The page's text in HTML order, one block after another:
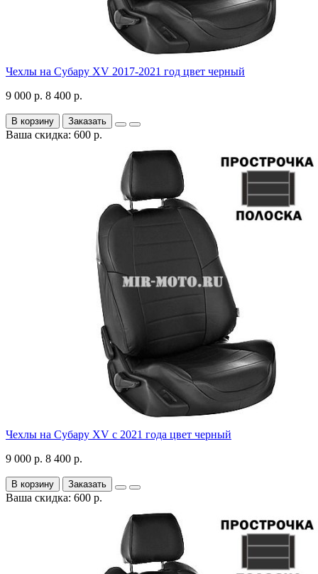
Чехлы на Субару XV 2017-2021 год цвет черный
9 000 р. 8 400 р.
В корзину Заказать
Ваша скидка: 600 р.
Чехлы на Субару XV с 2021 года цвет черный
9 000 р. 8 400 р.
В корзину Заказать
Ваша скидка: 600 р.